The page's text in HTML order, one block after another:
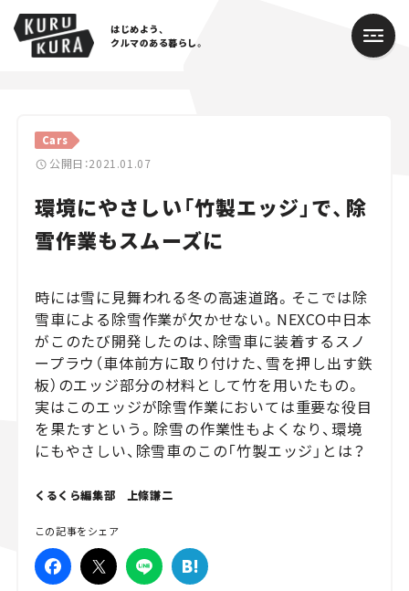
はじめよう、
クルマのある暮らし。
Cars
公開日：2021.01.07
環境にやさしい「竹製エッジ」で、除
雪作業もスムーズに
時には雪に見舞われる冬の高速道路。そこでは除
雪車による除雪作業が欠かせない。NEXCO中日本
がこのたび開発したのは、除雪車に装着するスノ
ープラウ（車体前方に取り付けた、雪を押し出す鉄
板）のエッジ部分の材料として竹を用いたもの。
実はこのエッジが除雪作業においては重要な役目
を果たすという。除雪の作業性もよくなり、環境
にもやさしい、除雪車のこの「竹製エッジ」とは？
くるくら編集部 上條謙二
この記事をシェア
Cars
Lifestyle
Traffic
Special
Series
Campaign
人気のハッシュタグ
スズキ ジムニー｜Suzuki Jimny
スズキ｜Suzuki
マツダ｜Mazda
マツダ ロードスター｜Mazda Roadster